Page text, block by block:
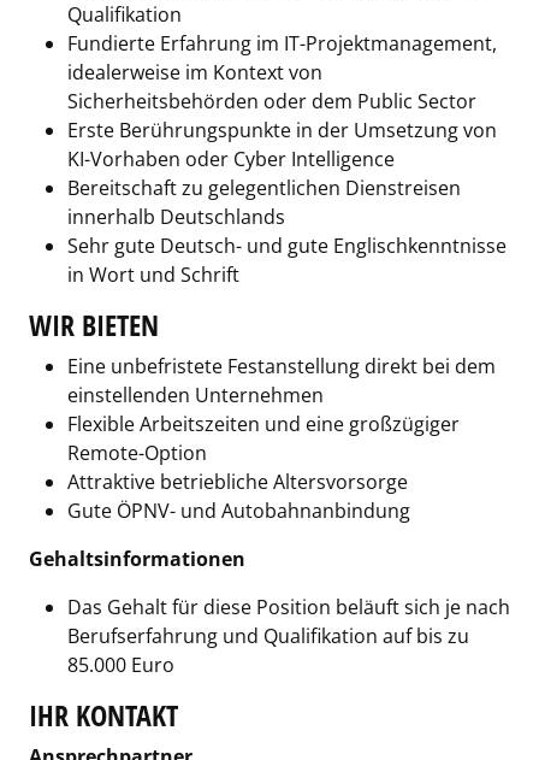
Qualifikation
Fundierte Erfahrung im IT-Projektmanagement,
idealerweise im Kontext von
Sicherheitsbehörden oder dem Public Sector
Erste Berührungspunkte in der Umsetzung von
KI-Vorhaben oder Cyber Intelligence
Bereitschaft zu gelegentlichen Dienstreisen
innerhalb Deutschlands
Sehr gute Deutsch- und gute Englischkenntnisse
in Wort und Schrift
WIR BIETEN
Eine unbefristete Festanstellung direkt bei dem
einstellenden Unternehmen
Flexible Arbeitszeiten und eine großzügiger
Remote-Option
Attraktive betriebliche Altersvorsorge
Gute ÖPNV- und Autobahnanbindung
Gehaltsinformationen
Das Gehalt für diese Position beläuft sich je nach
Berufserfahrung und Qualifikation auf bis zu
85.000 Euro
IHR KONTAKT